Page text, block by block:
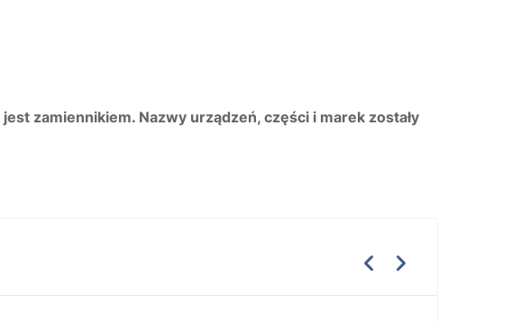
zamiennikiem. Nazwy urządzeń, części i marek zostały